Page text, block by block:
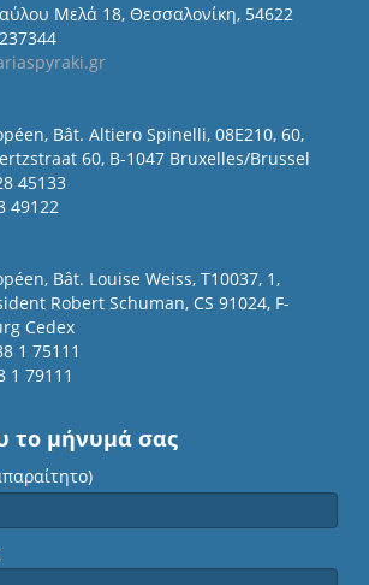
Μελά 18, Θεσσαλονίκη, 54622
Bât. Altiero Spinelli, 08E210, 60,
60, B-1047 Bruxelles/Brussel
45133
49122
Bât. Louise Weiss, T10037, 1,
Robert Schuman, CS 91024, F-
Cedex
1 75111
1 79111
το μήνυμά σας